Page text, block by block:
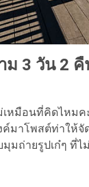
ม 3 วัน 2
มือนที่คิดไหมค
ค์มาโพสต์ท่าให้
มถ่ายรูปเก๋ๆ ที่ไ